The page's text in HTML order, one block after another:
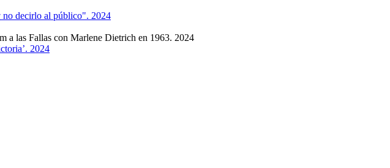
no decirlo al público". 2024
a las Fallas con Marlene Dietrich en 1963. 2024
2024